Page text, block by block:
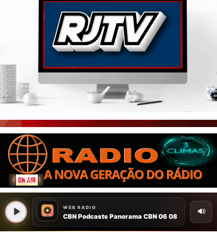
PORTAL CEARÁ
ÚLTIMAS POSTAGENS
BOAS NOTÍCIAS...VIRAM MANCHETE!
CEARÁ BRASIL NOTÍCIAS
CEARÁ BRASIL MUNDO 1
BRASIL DE FATO
NOTÍCIAS GERAIS
CONECTE-SE
REGISTO